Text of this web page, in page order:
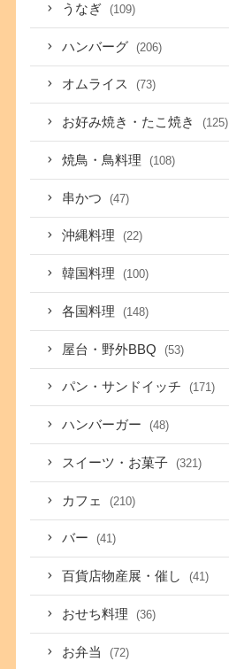
うなぎ (109)
ハンバーグ (206)
オムライス (73)
お好み焼き・たこ焼き (125)
焼鳥・鳥料理 (108)
串かつ (47)
沖縄料理 (22)
韓国料理 (100)
各国料理 (148)
屋台・野外BBQ (53)
パン・サンドイッチ (171)
ハンバーガー (48)
スイーツ・お菓子 (321)
カフェ (210)
バー (41)
百貨店物産展・催し (41)
おせち料理 (36)
お弁当 (72)